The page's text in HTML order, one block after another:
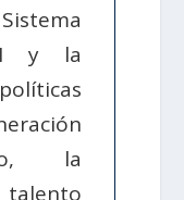
y la
la